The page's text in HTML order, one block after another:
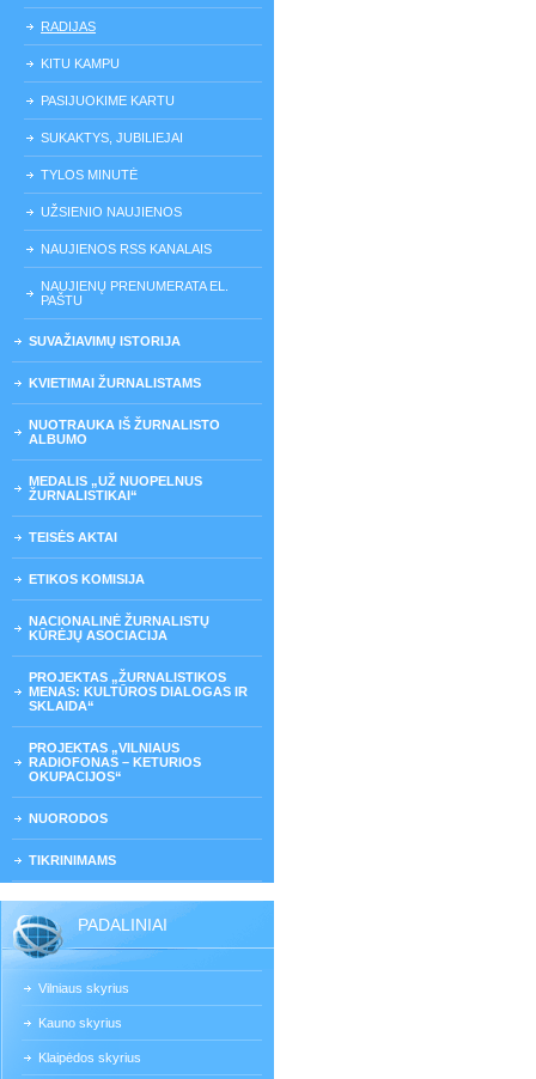
RADIJAS
KITU KAMPU
PASIJUOKIME KARTU
SUKAKTYS, JUBILIEJAI
TYLOS MINUTĖ
UŽSIENIO NAUJIENOS
NAUJIENOS RSS KANALAIS
NAUJIENŲ PRENUMERATA EL.
PAŠTU
SUVAŽIAVIMŲ ISTORIJA
KVIETIMAI ŽURNALISTAMS
NUOTRAUKA IŠ ŽURNALISTO
ALBUMO
MEDALIS „UŽ NUOPELNUS
ŽURNALISTIKAI“
TEISĖS AKTAI
ETIKOS KOMISIJA
NACIONALINĖ ŽURNALISTŲ
KŪRĖJŲ ASOCIACIJA
PROJEKTAS „ŽURNALISTIKOS
MENAS: KULTŪROS DIALOGAS IR
SKLAIDA“
PROJEKTAS „VILNIAUS
RADIOFONAS – KETURIOS
OKUPACIJOS“
NUORODOS
TIKRINIMAMS
PADALINIAI
Vilniaus skyrius
Kauno skyrius
Klaipėdos skyrius